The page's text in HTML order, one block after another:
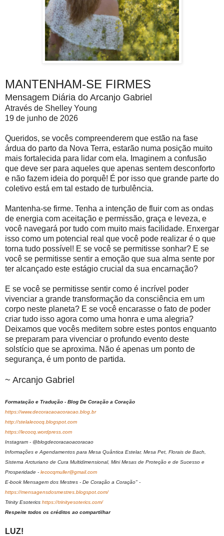
MANTENHAM-SE FIRMES
Mensagem Diária do Arcanjo Gabriel
Através de Shelley Young
19 de junho de 2026
Queridos, se vocês compreenderem que estão na fase
árdua do parto da Nova Terra, estarão numa posição muito
mais fortalecida para lidar com ela. Imaginem a confusão
que deve ser para aqueles que apenas sentem desconforto
e não fazem ideia do porquê! É por isso que grande parte do
coletivo está em tal estado de turbulência.
Mantenha-se firme. Tenha a intenção de fluir com as ondas
de energia com aceitação e permissão, graça e leveza, e
você navegará por tudo com muito mais facilidade. Enxergar
isso como um potencial real que você pode realizar é o que
torna tudo possível! E se você se permitisse sonhar? E se
você se permitisse sentir a emoção que sua alma sente por
ter alcançado este estágio crucial da sua encarnação?
E se você se permitisse sentir como é incrível poder
vivenciar a grande transformação da consciência em um
corpo neste planeta? E se você encarasse o fato de poder
criar tudo isso agora como uma honra e uma alegria?
Deixamos que vocês meditem sobre estes pontos enquanto
se preparam para vivenciar o profundo evento deste
solstício que se aproxima. Não é apenas um ponto de
segurança, é um ponto de partida.
~ Arcanjo Gabriel
Formatação e Tradução - Blog De Coração a Coração
https://www.decoracaoacoracao.blog.br
http://stelalecocq.blogspot.com
https://lecocq.wordpress.com
Instagram - @blogdecoracaoacoracao
Informações e Agendamentos para Mesa Quântica Estelar, Mesa Pet, Florais de Bach,
Sistema Arcturiano de Cura Multidimensional, Mini Mesas de Proteção e de Sucesso e
Prosperidade - lecocqmuller@gmail.com
E-book Mensagem dos Mestres - De Coração a Coração" -
https://mensagensdosmestres.blogspot.com/
Trinity Esoterics https://trinityesoterics.com/
Respeite todos os créditos ao compartilhar
LUZ!